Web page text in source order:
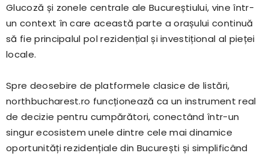
Glucoză și zonele centrale ale Bucureștiului, vine într-
un context în care această parte a orașului continuă
să fie principalul pol rezidențial și investițional al pieței
locale.
Spre deosebire de platformele clasice de listări,
northbucharest.ro funcționează ca un instrument real
de decizie pentru cumpărători, conectând într-un
singur ecosistem unele dintre cele mai dinamice
oportunități rezidențiale din București și simplificând